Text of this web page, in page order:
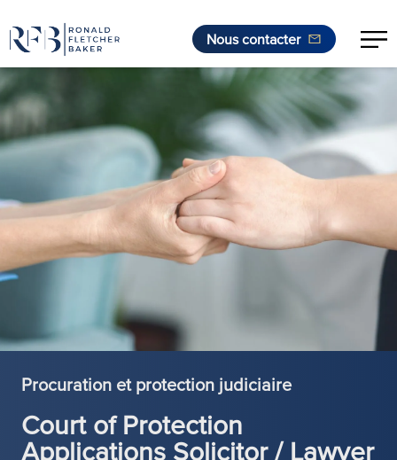
Aller au contenu
Nous contacter
Procuration et protection judiciaire
Court of Protection
Applications Solicitor / Lawyer